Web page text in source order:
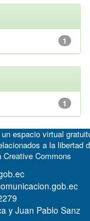
1
1
espacio virtual
a la libertad
Creative Commons
y Juan Pablo Sanz